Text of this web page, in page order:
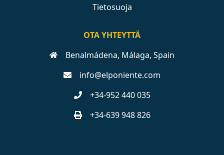
Tietosuoja
OTA YHTEYTTÄ
Benalmádena, Málaga, Spain
info@elponiente.com
+34-952 440 035
+34-639 948 826